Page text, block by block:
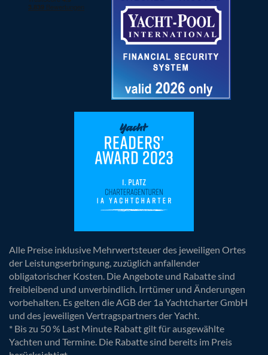
Alle Preise inklusive Mehrwertsteuer des jeweiligen Ortes
der Leistungserbringung, zuzüglich anfallender
obligatorischer Kosten. Die Angebote und Rabatte sind
freibleibend und unverbindlich. Irrtümer und Änderungen
vorbehalten. Es gelten die AGB der 1a Yachtcharter GmbH
und des jeweiligen Vertragspartners der Yacht.
* Bis zu 50 % Last Minute Rabatt gilt für ausgewählte
Yachten und Termine. Die Rabatte sind bereits im Preis